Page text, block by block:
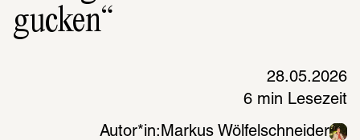
gucken“
28.05.2026
6 min Lesezeit
Autor*in: Markus Wölfelschneider